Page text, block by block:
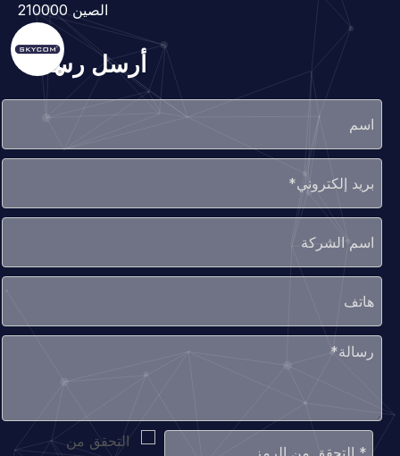
الصين 210000
أرسل رسالة